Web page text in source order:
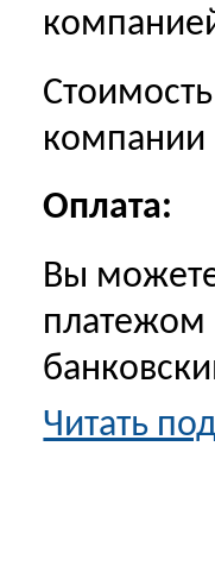
компании
Оплата:
Вы
платежом
Читать